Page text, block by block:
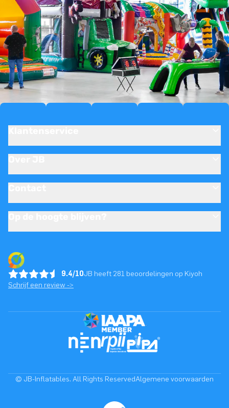
9.4/10JB heeft 281 beoordelingen op Kiyoh
Schrijf een review ->
© JB-Inflatables. All Rights ReservedAlgemene voorwaarden